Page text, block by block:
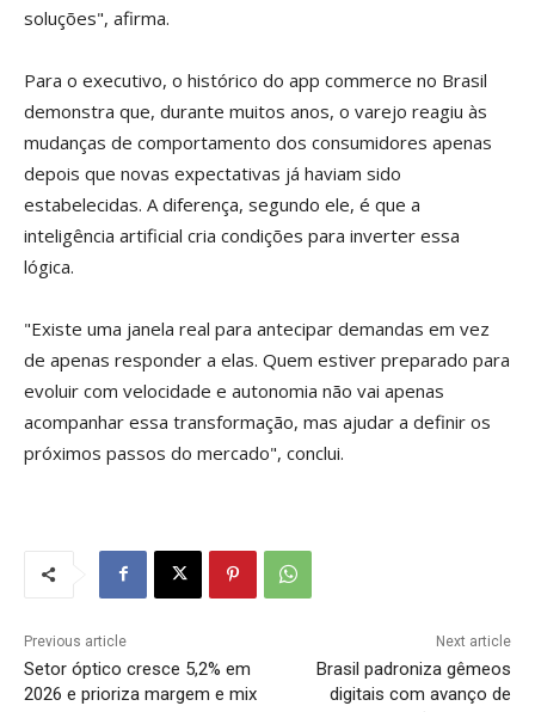
soluções", afirma.
Para o executivo, o histórico do app commerce no Brasil
demonstra que, durante muitos anos, o varejo reagiu às
mudanças de comportamento dos consumidores apenas
depois que novas expectativas já haviam sido
estabelecidas. A diferença, segundo ele, é que a
inteligência artificial cria condições para inverter essa
lógica.
"Existe uma janela real para antecipar demandas em vez
de apenas responder a elas. Quem estiver preparado para
evoluir com velocidade e autonomia não vai apenas
acompanhar essa transformação, mas ajudar a definir os
próximos passos do mercado", conclui.
Previous article
Setor óptico cresce 5,2% em
2026 e prioriza margem e mix
Next article
Brasil padroniza gêmeos
digitais com avanço de